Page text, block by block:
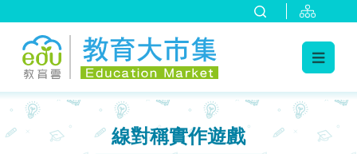
::: 線對稱實作遊戲